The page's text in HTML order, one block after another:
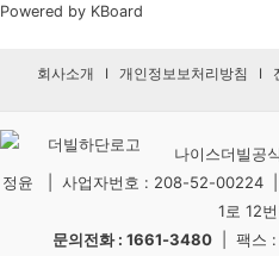
Powered by KBoard
회사소개 I 개인정보보처리방침 I
나이스더빌
정윤 | 사업자번호 : 208-52-00224 |
1로 12
문의전화 : 1661-3480 | 팩스